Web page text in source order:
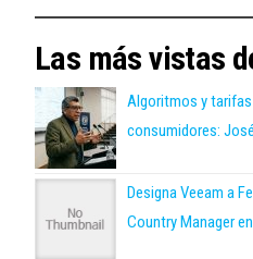
Las más vistas
Algoritmos y
consumidores:
Designa Veeam a
Country Manager